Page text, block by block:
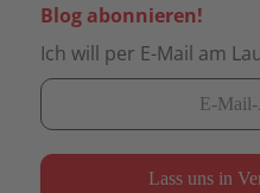
Blog abonnieren!
Ich will per E-Mail am